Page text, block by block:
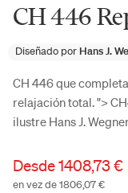
CH 446
Diseñado por Hans J.
CH 446 que
relajación total. ">
ilustre Hans J.
Desde1408,73 €
en vez de 1806,07 €